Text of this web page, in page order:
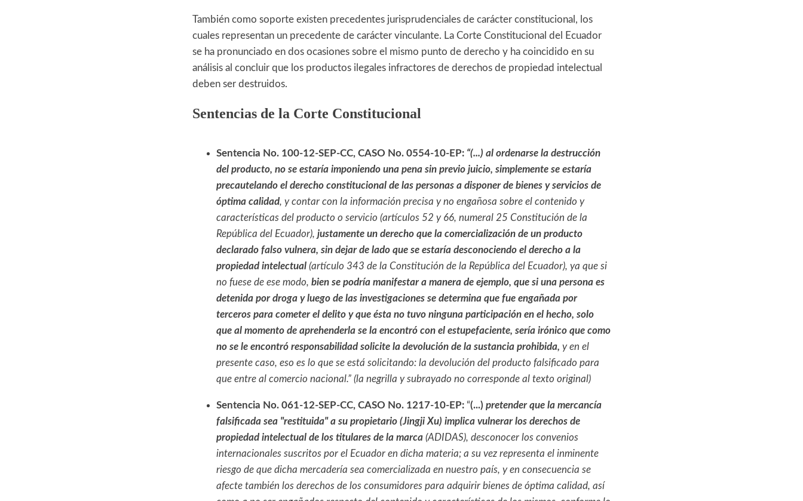
También como soporte existen precedentes jurisprudenciales de carácter constitucional, los
cuales representan un precedente de carácter vinculante. La Corte Constitucional del Ecuador
se ha pronunciado en dos ocasiones sobre el mismo punto de derecho y ha coincidido en su
análisis al concluir que los productos ilegales infractores de derechos de propiedad intelectual
deben ser destruidos.
Sentencias de la Corte Constitucional
Sentencia No. 100-12-SEP-CC, CASO No. 0554-10-EP: “(...) al ordenarse la destrucción
del producto, no se estaría imponiendo una pena sin previo juicio, simplemente se estaría
precautelando el derecho constitucional de las personas a disponer de bienes y servicios de
óptima calidad, y contar con la información precisa y no engañosa sobre el contenido y
características del producto o servicio (artículos 52 y 66, numeral 25 Constitución de la
República del Ecuador), justamente un derecho que la comercialización de un producto
declarado falso vulnera, sin dejar de lado que se estaría desconociendo el derecho a la
propiedad intelectual (artículo 343 de la Constitución de la República del Ecuador), ya que si
no fuese de ese modo, bien se podría manifestar a manera de ejemplo, que si una persona es
detenida por droga y luego de las investigaciones se determina que fue engañada por
terceros para cometer el delito y que ésta no tuvo ninguna participación en el hecho, solo
que al momento de aprehenderla se la encontró con el estupefaciente, sería irónico que como
no se le encontró responsabilidad solicite la devolución de la sustancia prohibida, y en el
presente caso, eso es lo que se está solicitando: la devolución del producto falsificado para
que entre al comercio nacional.” (la negrilla y subrayado no corresponde al texto original)
Sentencia No. 061-12-SEP-CC, CASO No. 1217-10-EP: “(...) pretender que la mercancía
falsificada sea "restituida" a su propietario (Jingji Xu) implica vulnerar los derechos de
propiedad intelectual de los titulares de la marca (ADIDAS), desconocer los convenios
internacionales suscritos por el Ecuador en dicha materia; a su vez representa el inminente
riesgo de que dicha mercadería sea comercializada en nuestro país, y en consecuencia se
afecte también los derechos de los consumidores para adquirir bienes de óptima calidad, así